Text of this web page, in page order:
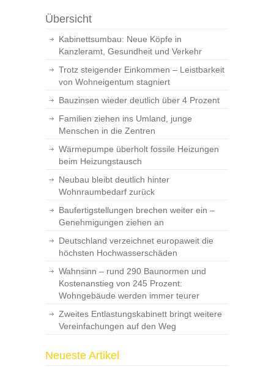
Übersicht
Kabinettsumbau: Neue Köpfe in
Kanzleramt, Gesundheit und Verkehr
Trotz steigender Einkommen – Leistbarkeit
von Wohneigentum stagniert
Bauzinsen wieder deutlich über 4 Prozent
Familien ziehen ins Umland, junge
Menschen in die Zentren
Wärmepumpe überholt fossile Heizungen
beim Heizungstausch
Neubau bleibt deutlich hinter
Wohnraumbedarf zurück
Baufertigstellungen brechen weiter ein –
Genehmigungen ziehen an
Deutschland verzeichnet europaweit die
höchsten Hochwasserschäden
Wahnsinn – rund 290 Baunormen und
Kostenanstieg von 245 Prozent:
Wohngebäude werden immer teurer
Zweites Entlastungskabinett bringt weitere
Vereinfachungen auf den Weg
Neueste Artikel